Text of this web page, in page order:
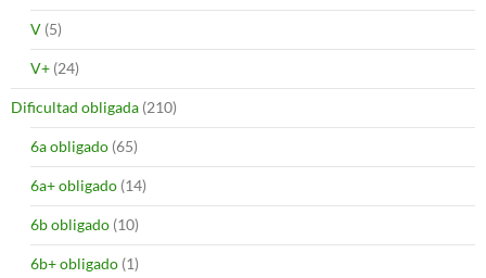
V (5)
V+ (24)
Dificultad obligada (210)
6a obligado (65)
6a+ obligado (14)
6b obligado (10)
6b+ obligado (1)